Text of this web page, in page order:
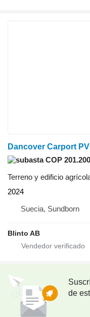
Dancover Carport
COP 201.200
Terreno y edificio
2024
Suecia, Sundborn
Blinto AB
de